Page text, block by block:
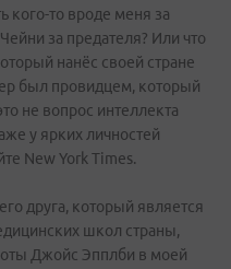
кого-то вроде меня за
за предателя? Или что
нанёс своей стране
был провидцем, который
не вопрос интеллекта
у ярких личностей
New York Times.
друга, который является
школ страны,
Джойс Эпплби в моей